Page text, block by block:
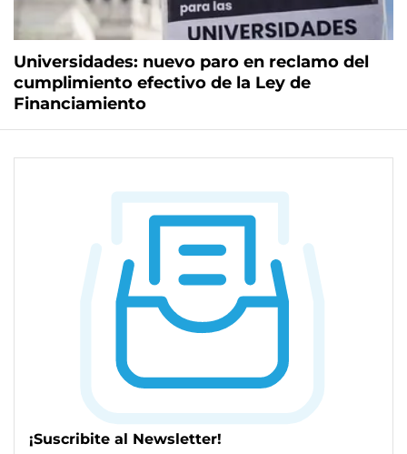
Universidades: nuevo paro en reclamo del
cumplimiento efectivo de la Ley de
Financiamiento
¡Suscribite al Newsletter!